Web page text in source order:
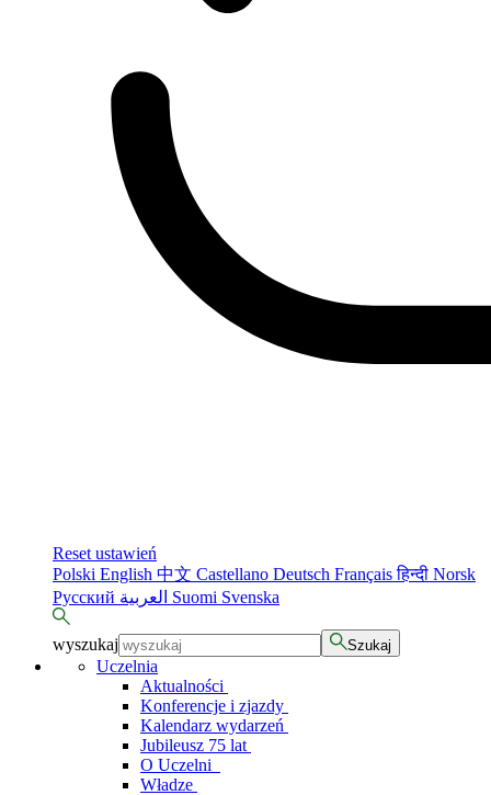
Reset ustawień
Polski English 中文 Castellano Deutsch Françaisहिन्दी Norsk
Русский
Suomi Svenska
wyszukaj Szukaj
Uczelnia
Aktualności
Konferencje i zjazdy
Kalendarz wydarzeń
Jubileusz 75 lat
O Uczelni
Władze